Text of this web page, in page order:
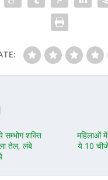
सम्भोग शक्ति
तेल, लंबे
महिलाओं
ये 10